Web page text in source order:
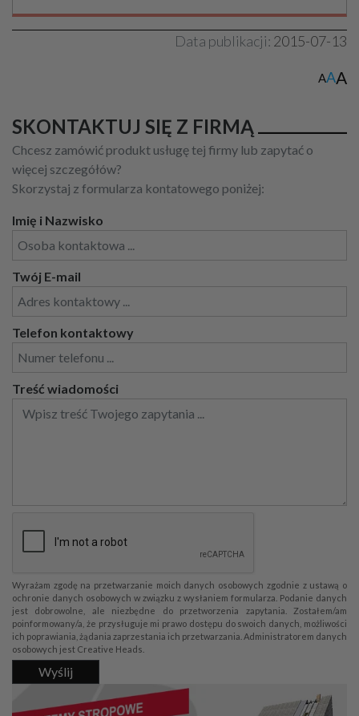
Data publikacji: 2015-07-13
AAA
SKONTAKTUJ SIĘ Z FIRMĄ
Chcesz zamówić produkt usługę tej firmy lub zapytać o
więcej szczegółów?
Skorzystaj z formularza kontatowego poniżej:
Imię i Nazwisko
Twój E-mail
Telefon kontaktowy
Treść wiadomości
Wyrażam zgodę na przetwarzanie moich danych osobowych zgodnie z ustawą o
ochronie danych osobowych w związku z wysłaniem formularza. Podanie danych
jest dobrowolne, ale niezbędne do przetworzenia zapytania. Zostałem/am
poinformowany/a, że przysługuje mi prawo dostępu do swoich danych, możliwości
ich poprawiania, żądania zaprzestania ich przetwarzania. Administratorem danych
osobowych jest Creative Heads.
Wyślij